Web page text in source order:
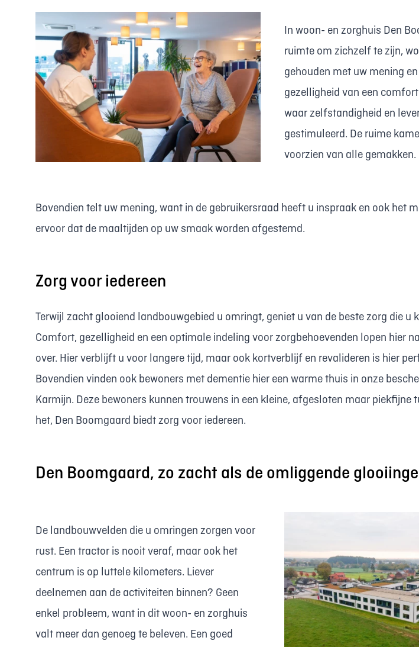
In woon- en zorghuis Den
ruimte om zichzelf te zijn,
gehouden met uw mening
gezelligheid van een
waar zelfstandigheid en
gestimuleerd. De ruime
voorzien van alle gemakken.
Bovendien telt uw mening, want in de gebruikersraad heeft u inspraak en ook het
ervoor dat de maaltijden op uw smaak worden afgestemd.
Zorg voor iedereen
Terwijl zacht glooiend landbouwgebied u omringt, geniet u van de beste zorg die u
Comfort, gezelligheid en een optimale indeling voor zorgbehoevenden lopen hier
over. Hier verblijft u voor langere tijd, maar ook kortverblijf en revalideren is hier
Bovendien vinden ook bewoners met dementie hier een warme thuis in onze
Karmijn. Deze bewoners kunnen trouwens in een kleine, afgesloten maar piekfijne
het, Den Boomgaard biedt zorg voor iedereen.
Den Boomgaard, zo zacht als de omliggende
De landbouwvelden die u omringen zorgen voor
rust. Een tractor is nooit veraf, maar ook het
centrum is op luttele kilometers. Liever
deelnemen aan de activiteiten binnen? Geen
enkel probleem, want in dit woon- en zorghuis
valt meer dan genoeg te beleven. Een goed